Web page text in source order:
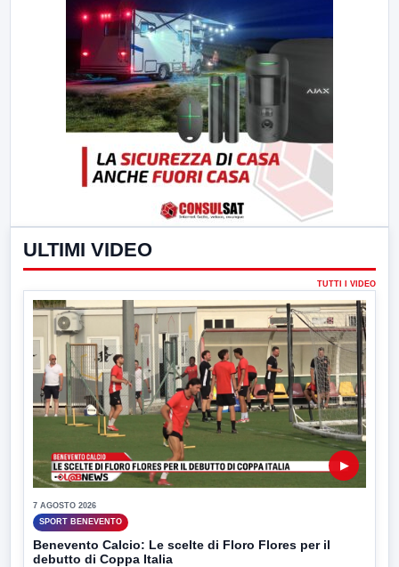
ULTIMI VIDEO
TUTTI I VIDEO
▶
7 AGOSTO 2026
SPORT BENEVENTO
Benevento Calcio: Le scelte di Floro Flores per il
debutto di Coppa Italia